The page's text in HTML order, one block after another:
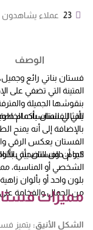
23 عملاء يشاهدون
الوصف
فستان بناتي رائع
المتينة التي تضفي على
بنقوشها الجميلة
المثالي للمناسبات
يأتي الفستان بأكمام
بالإضافة إلى أنه يمنح
الفستان يعكس الرقي
اليوم، دون التضحية
كما أن الفستان يأتي
الشخصي أو المناسبة،
بلون واحد أو بألوان
من الجمال والفخامة على
مميزات
الشكل الأنيق: يتميز